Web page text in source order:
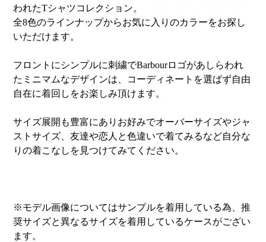
われたTシャツコレクション。
全8色のラインナップからお気に入りのカラーをお探し
いただけます。
フロントにシンプルに刺繍でBarbourロゴがあしらわれ
たミニマムなデザインは、コーディネートを選ばず自由
自在に着回しをお楽しみ頂けます。
サイズ展開も豊富にありお好みでオーバーサイズやジャ
ストサイズ、友達や恋人と色違いで着てみるなど自分な
りの着こなしを見つけてみてください。
※モデル画像についてはサンプルを着用している為、推
奨サイズと異なるサイズを着用しているケースがござい
ます。